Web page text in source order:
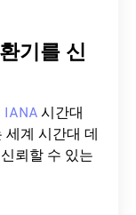
기를 신
IANA 시간대
계 시간대 데
뢰할 수 있는